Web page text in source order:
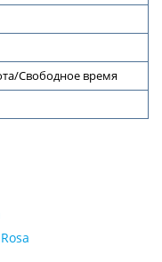
Свободное время